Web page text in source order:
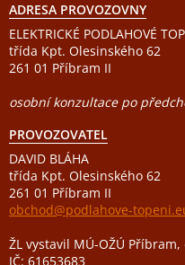
ADRESA PROVOZOVNY
ELEKTRICKÉ PODLAHOVÉ
třída Kpt. Olesinského 62
261 01 Příbram II
osobní konzultace po
PROVOZOVATEL
DAVID BLÁHA
třída Kpt. Olesinského 62
261 01 Příbram II
obchod@podlahove-
ŽL vystavil MÚ-OŽÚ Příbram,
IČ: 61653683